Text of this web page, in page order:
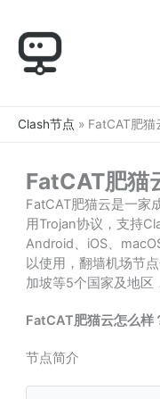
Clash节点 » FatCAT肥猫
FatCAT肥猫
FatCAT肥猫云是一家
用Trojan协议，支持
Android、iOS、
以使用，翻墙机场节
加坡等5个国家及地区
FatCAT肥猫云怎么样
节点简介